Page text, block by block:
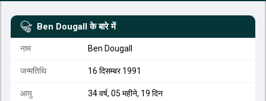
Ben Dougall के बारे में
नाम Ben Dougall
जन्मतिथि 16 दिसम्बर 1991
आयु 34 वर्ष, 05 महीने, 19 दिन